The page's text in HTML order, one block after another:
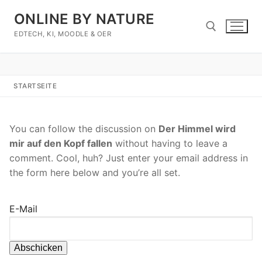
Inhalt
springen
ONLINE BY NATURE
EDTECH, KI, MOODLE & OER
STARTSEITE
You can follow the discussion on Der Himmel wird
mir auf den Kopf fallen without having to leave a
comment. Cool, huh? Just enter your email address in
the form here below and you’re all set.
E-Mail